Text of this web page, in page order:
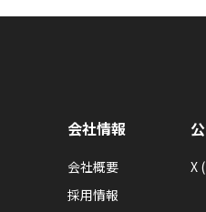
会社情報
会社概要
採用情報
X